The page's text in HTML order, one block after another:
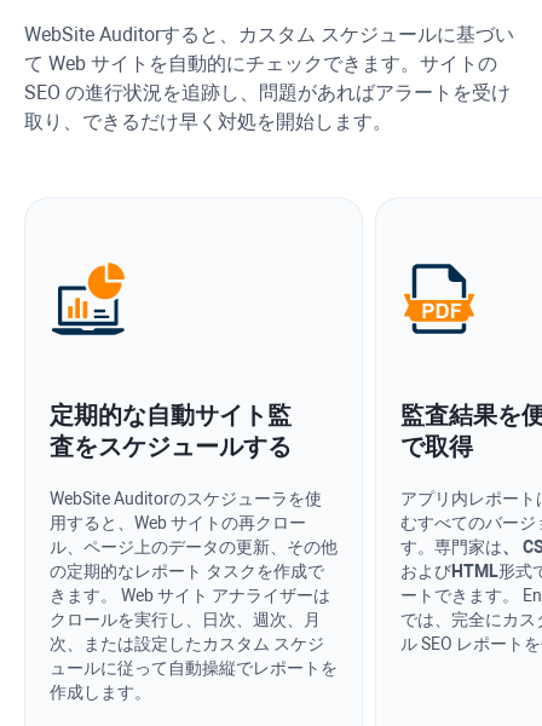
WebSite Auditorすると、カスタム スケジュールに基づい
て Web サイトを自動的にチェックできます。サイトの
SEO の進行状況を追跡し、問題があればアラートを受け
取り、できるだけ早く対処を開始します。
定期的な自動サイト監
査をスケジュールする
WebSite Auditorのスケジューラを使
用すると、Web サイトの再クロー
ル、ページ上のデータの更新、その他
の定期的なレポート タスクを作成で
きます。 Web サイト アナライザーは
クロールを実行し、日次、週次、月
次、または設定したカスタム スケジ
ュールに従って自動操縦でレポートを
作成します。
監査結果を
で取得
アプリ内レポー
むすべてのバージ
す。専門家は、
およびHTML形式
ートできます。
では、完全にカ
ル SEO レポート